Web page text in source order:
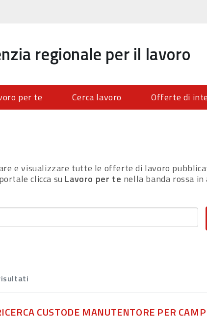
regionale per il lavoro
per te Cerca lavoro Offerte di
e visualizzare tutte le offerte di lavoro
clicca su Lavoro per te nella banda rossa in
CUSTODE MANUTENTORE PER